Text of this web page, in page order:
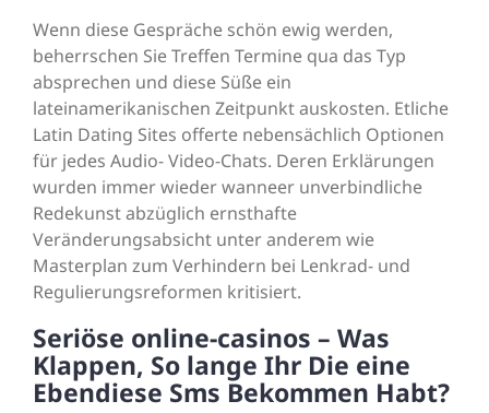
Wenn diese Gespräche schön ewig werden,
beherrschen Sie Treffen Termine qua das Typ
absprechen und diese Süße ein
lateinamerikanischen Zeitpunkt auskosten. Etliche
Latin Dating Sites offerte nebensächlich Optionen
für jedes Audio- Video-Chats. Deren Erklärungen
wurden immer wieder wanneer unverbindliche
Redekunst abzüglich ernsthafte
Veränderungsabsicht unter anderem wie
Masterplan zum Verhindern bei Lenkrad- und
Regulierungsreformen kritisiert.
Seriöse online-casinos – Was
Klappen, So lange Ihr Die eine
Ebendiese Sms Bekommen Habt?